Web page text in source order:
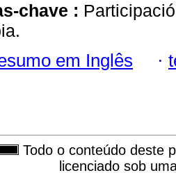
chave :
em Inglês ·
Todo o conteúdo deste
licenciado sob